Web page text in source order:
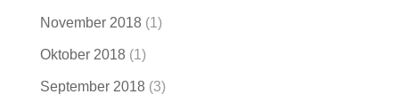
November 2018(1)
Oktober 2018(1)
September 2018(3)